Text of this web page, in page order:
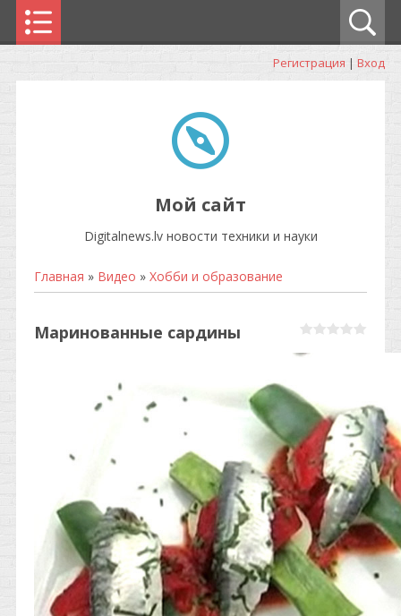
Регистрация | Вход
Мой сайт
Digitalnews.lv новости техники и науки
Главная » Видео » Хобби и образование
Маринованные сардины